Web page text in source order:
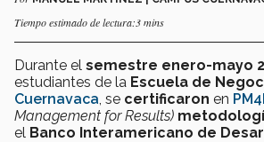
Tiempo estimado de lectura:3 mins
Durante el semestre enero-mayo
estudiantes de la Escuela de
Cuernavaca , se certificaron en
Management for Results)
el Banco Interamericano de